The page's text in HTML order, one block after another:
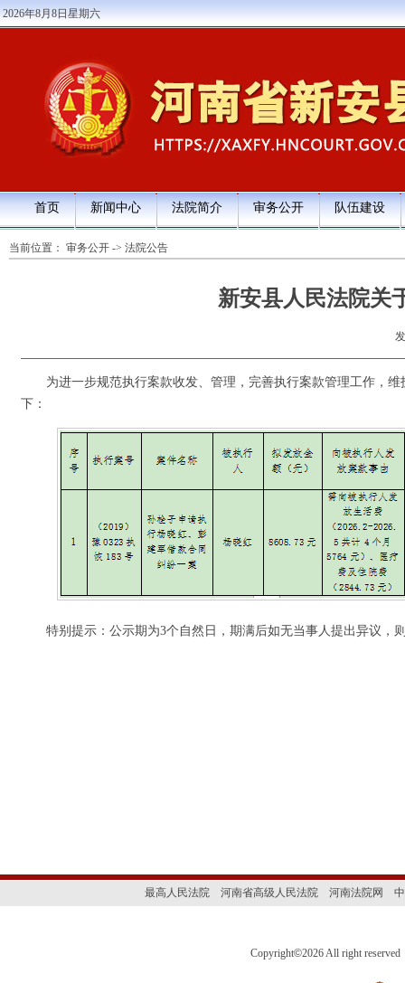
2026年8月8日星期六
首页 新闻中心 法院简介 审务公开 队伍建设
当前位置： 审务公开 -> 法院公告
新安县人民法院关
为进一步规范执行案款收发、管理，完善执行案款管理工作，维
下：
特别提示：公示期为3个自然日，期满后如无当事人提出异议，则
最高人民法院 河南省高级人民法院 河南法院网
Copyright©2026 All right